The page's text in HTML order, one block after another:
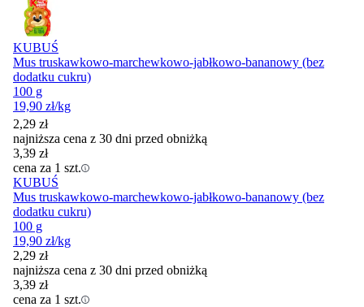
KUBUŚ
Mus truskawkowo-marchewkowo-jabłkowo-bananowy (bez
dodatku cukru)
100 g
19,90 zł/kg
2,29 zł
najniższa cena z 30 dni przed obniżką
3,39 zł
cena za 1 szt.
KUBUŚ
Mus truskawkowo-marchewkowo-jabłkowo-bananowy (bez
dodatku cukru)
100 g
19,90 zł/kg
2,29 zł
najniższa cena z 30 dni przed obniżką
3,39 zł
cena za 1 szt.